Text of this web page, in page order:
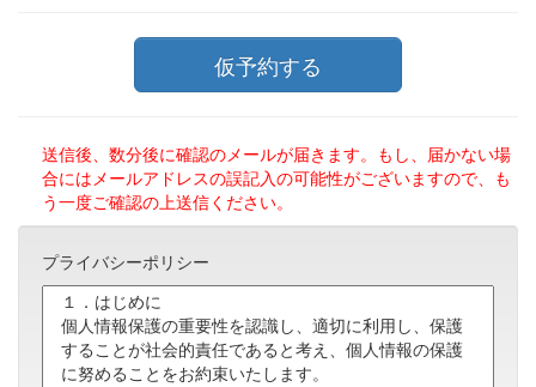
送信後、数分後に確認のメールが届きます。もし、届かない場
合にはメールアドレスの誤記入の可能性がございますので、も
う一度ご確認の上送信ください。
プライバシーポリシー